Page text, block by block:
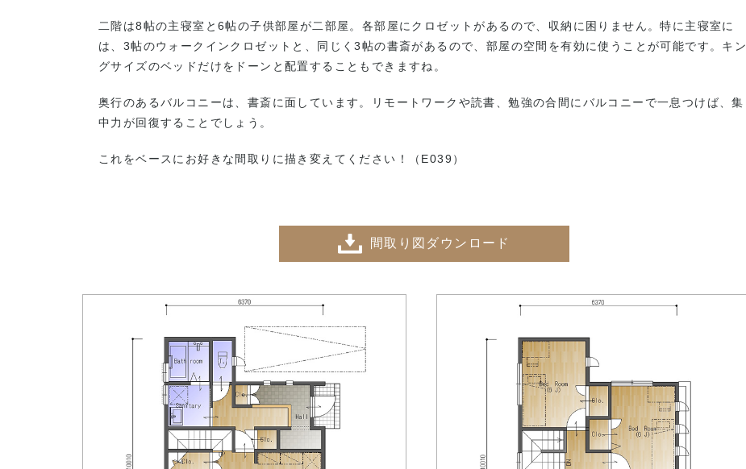
二階は8帖の主寝室と6帖の子供部屋が二部屋。各部屋にクロゼットがあるので、収納に困りません。特に主寝室に
は、3帖のウォークインクロゼットと、同じく3帖の書斎があるので、部屋の空間を有効に使うことが可能です。キン
グサイズのベッドだけをドーンと配置することもできますね。
奥行のあるバルコニーは、書斎に面しています。リモートワークや読書、勉強の合間にバルコニーで一息つけば、集
中力が回復することでしょう。
これをベースにお好きな間取りに描き変えてください！（E039）
間取り図ダウンロード